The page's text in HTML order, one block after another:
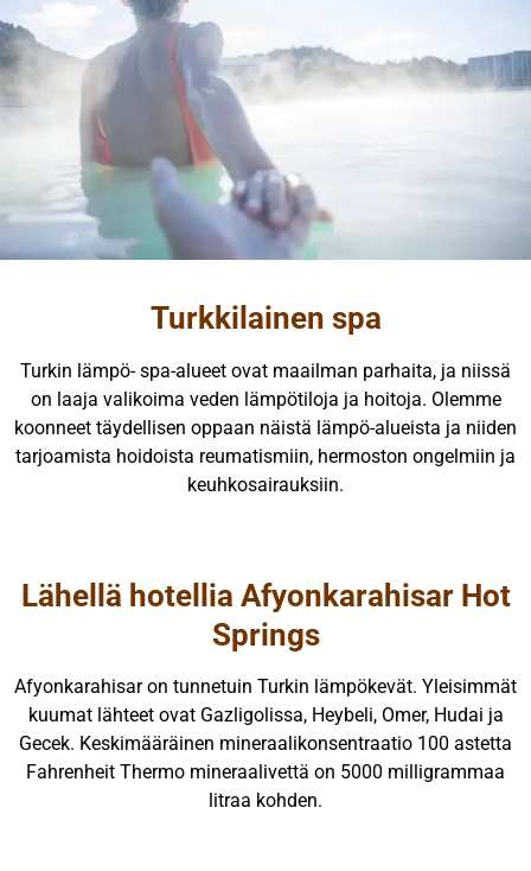
Turkkilainen spa
Turkin lämpö- spa-alueet ovat maailman parhaita, ja niissä
on laaja valikoima veden lämpötiloja ja hoitoja. Olemme
koonneet täydellisen oppaan näistä lämpö-alueista ja niiden
tarjoamista hoidoista reumatismiin, hermoston ongelmiin ja
keuhkosairauksiin.
Lähellä hotellia Afyonkarahisar Hot
Springs
Afyonkarahisar on tunnetuin Turkin lämpökevät. Yleisimmät
kuumat lähteet ovat Gazligolissa, Heybeli, Omer, Hudai ja
Gecek. Keskimääräinen mineraalikonsentraatio 100 astetta
Fahrenheit Thermo mineraalivettä on 5000 milligrammaa
litraa kohden.